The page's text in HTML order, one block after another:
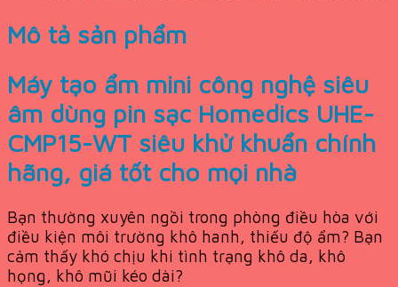
Mô tả sản phẩm
Máy tạo ẩm mini công nghệ siêu
âm dùng pin sạc Homedics UHE-
CMP15-WT siêu khử khuẩn chính
hãng, giá tốt cho mọi nhà
Bạn thường xuyên ngồi trong phòng điều hòa với
điều kiện môi trường khô hanh, thiếu độ ẩm? Bạn
cảm thấy khó chịu khi tình trạng khô da, khô
họng, khô mũi kéo dài?